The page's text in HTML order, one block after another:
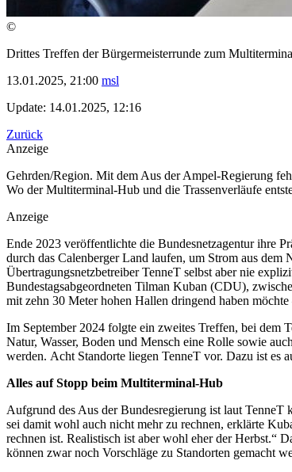
©
Drittes Treffen der Bürgermeisterrunde zum
13.01.2025, 21:00 msl
Update: 14.01.2025, 12:16
Zurück
Anzeige
Gehrden/Region. Mit dem Aus der Ampel-Regierung
Wo der Multiterminal-Hub und die Trassenverläufe
Anzeige
Ende 2023 veröffentlichte die Bundesnetzagentur ihre
durch das Calenberger Land laufen, um Strom aus
Übertragungsnetzbetreiber TenneT selbst aber nie
Bundestagsabgeordneten Tilman Kuban (CDU),
mit zehn 30 Meter hohen Hallen dringend haben
Im September 2024 folgte ein zweites Treffen, bei dem
Natur, Wasser, Boden und Mensch eine Rolle sowie
werden. Acht Standorte liegen TenneT vor. Dazu ist es
Alles auf Stopp beim Multiterminal-Hub
Aufgrund des Aus der Bundesregierung ist laut TenneT
sei damit wohl auch nicht mehr zu rechnen, erklärte
rechnen ist. Realistisch ist aber wohl eher der Herbst.“
können zwar noch Vorschläge zu Standorten gemacht